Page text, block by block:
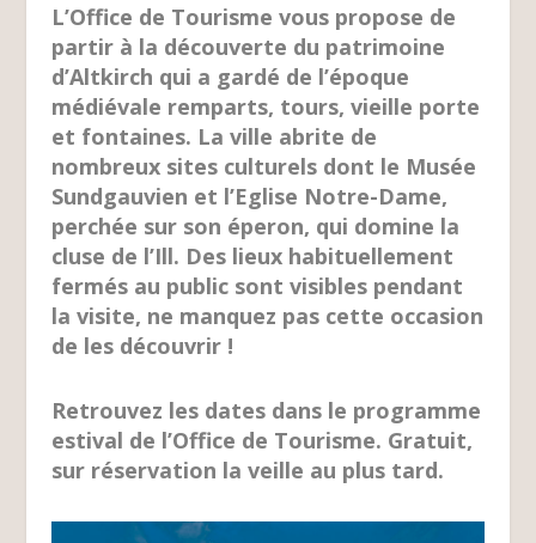
L’Office de Tourisme vous propose de
partir à la découverte du patrimoine
d’Altkirch qui a gardé de l’époque
médiévale remparts, tours, vieille porte
et fontaines. La ville abrite de
nombreux sites culturels dont le Musée
Sundgauvien et l’Eglise Notre-Dame,
perchée sur son éperon, qui domine la
cluse de l’Ill. Des lieux habituellement
fermés au public sont visibles pendant
la visite, ne manquez pas cette occasion
de les découvrir !
Retrouvez les dates dans le programme
estival de l’Office de Tourisme. Gratuit,
sur réservation la veille au plus tard.